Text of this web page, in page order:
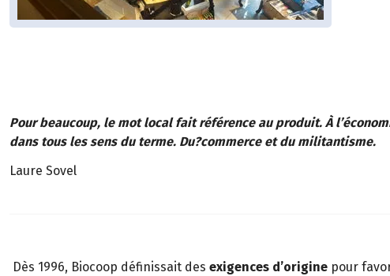
Pour beaucoup, le mot local fait référence au produit. À
dans tous les sens du terme. Du?commerce et du militantisme.
Laure Sovel
Dès 1996, Biocoop définissait des exigences d’origine pour